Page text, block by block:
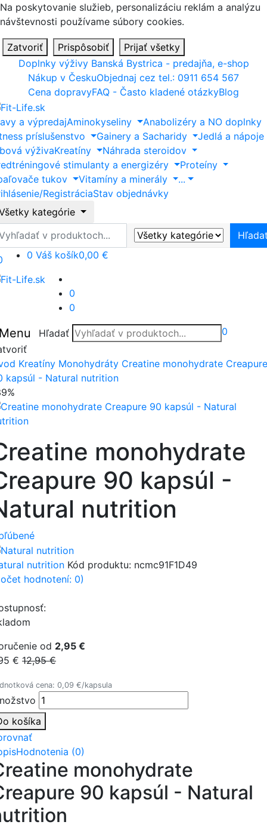
Na poskytovanie služieb, personalizáciu reklám a analýzu
návštevnosti používame súbory cookies.
Zatvoriť Prispôsobiť
Prijať všetky
Doplnky výživy Banská Bystrica - predajňa, e-shop
Nákup v ČeskuObjednaj cez tel.: 0911 654 567
Cena dopravyFAQ - Často kladené otázkyBlog
a výpredajAminokyseliny
Anabolizéry a NO doplnky
príslušenstvo
Gainery a Sacharidy
Jedlá a nápoje
výživaKreatíny
Náhrada steroidov
stimulanty a energizéry
Proteíny
tukov
Vitamíny a minerály
...
RegistráciaStav objednávky
kategórie
0 Váš košík0,00 €
0
0
Hľadať 0
Kreatíny Monohydráty Creatine monohydrate Creapure
kapsúl - Natural nutrition
monohydrate
90 kapsúl -
nutrition
nutrition Kód produktu: ncmc91F1D49
hodnotení: 0)
od 2,95 €
€ 12,95 €
cena: 0,09 €/kapsula
košíka
Hodnotenia (0)
monohydrate
90 kapsúl - Natural